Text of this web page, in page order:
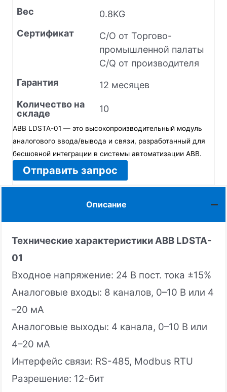
Вес
0.8KG
Сертификат
C/O от Торгово-
промышленной палаты
C/Q от производителя
Гарантия
12 месяцев
Количество на
складе
10
ABB LDSTA-01 — это высокопроизводительный модуль
аналогового ввода/вывода и связи, разработанный для
бесшовной интеграции в системы автоматизации ABB.
Отправить запрос
Описание
Технические характеристики ABB LDSTA-
01
Входное напряжение: 24 В пост. тока ±15%
Аналоговые входы: 8 каналов, 0–10 В или 4
–20 мА
Аналоговые выходы: 4 канала, 0–10 В или
4–20 мА
Интерфейс связи: RS-485, Modbus RTU
Разрешение: 12-бит